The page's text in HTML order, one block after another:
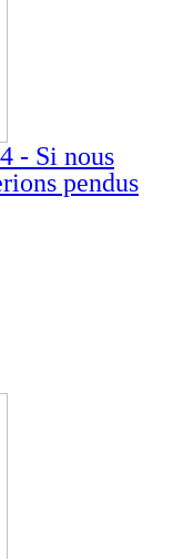
- Si nous
pendus